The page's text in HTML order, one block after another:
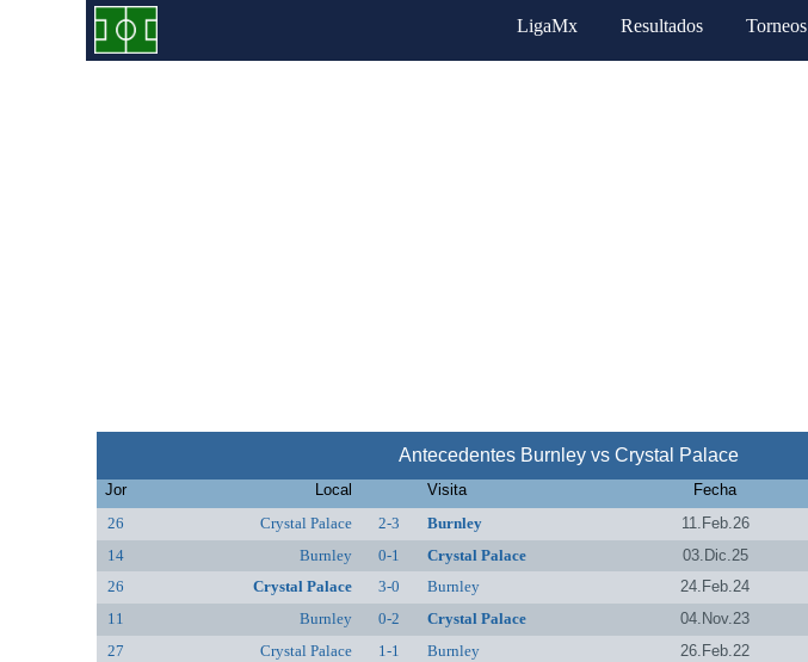
LigaMx Resultados Torneos
Antecedentes Burnley vs Crystal Palace
Jor Local Visita Fecha
26
Crystal Palace 2-3 Burnley 11.Feb.26
14
Burnley 0-1 Crystal Palace 03.Dic.25
26
Crystal Palace 3-0 Burnley 24.Feb.24
11
Burnley 0-2 Crystal Palace 04.Nov.23
27
Crystal Palace 1-1 Burnley 26.Feb.22